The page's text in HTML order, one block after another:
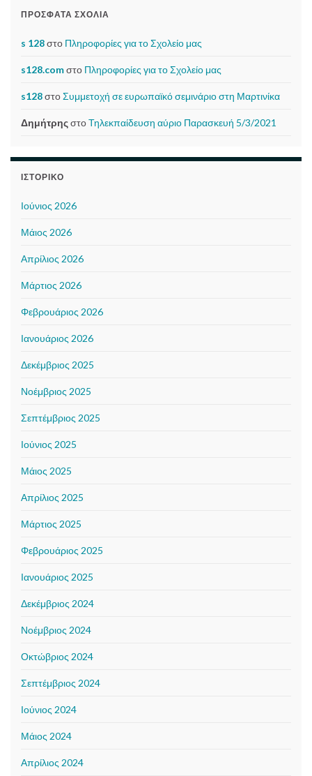
ΠΡΌΣΦΑΤΑ ΣΧΌΛΙΑ
s 128στο Πληροφορίες για το Σχολείο μας
s128.comστο Πληροφορίες για το Σχολείο μας
s128στοΣυμμετοχή σε ευρωπαϊκό σεμινάριο στη Μαρτινίκα
ΔημήτρηςστοΤηλεκπαίδευση αύριο Παρασκευή 5/3/2021
ΙΣΤΟΡΙΚΌ
Ιούνιος 2026
Μάιος 2026
Απρίλιος 2026
Μάρτιος 2026
Φεβρουάριος 2026
Ιανουάριος 2026
Δεκέμβριος 2025
Νοέμβριος 2025
Σεπτέμβριος 2025
Ιούνιος 2025
Μάιος 2025
Απρίλιος 2025
Μάρτιος 2025
Φεβρουάριος 2025
Ιανουάριος 2025
Δεκέμβριος 2024
Νοέμβριος 2024
Οκτώβριος 2024
Σεπτέμβριος 2024
Ιούνιος 2024
Μάιος 2024
Απρίλιος 2024